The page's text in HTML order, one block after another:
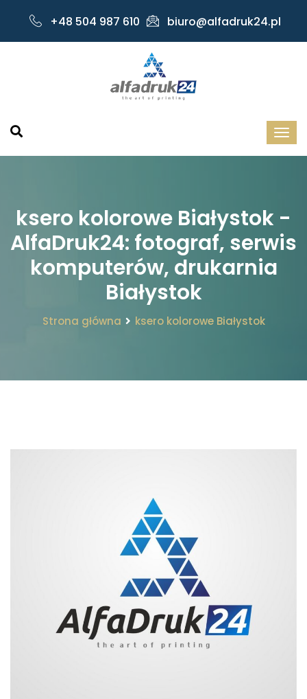
+48 504 987 610 biuro@alfadruk24.pl
ksero kolorowe Białystok -
AlfaDruk24: fotograf, serwis
komputerów, drukarnia
Białystok
Strona główna ksero kolorowe Białystok